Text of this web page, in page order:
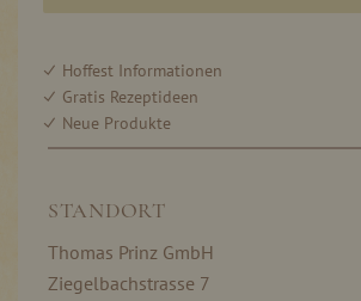
Hoffest Informationen
Gratis Rezeptideen
Neue Produkte
STANDORT
Thomas Prinz GmbH
Ziegelbachstrasse 7